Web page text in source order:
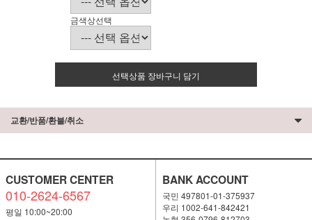
금색상선택
선택상품 장바구니 담기
교환/반품/환불/취소
CUSTOMER CENTER
010-2624-6567
평일 10:00~20:00
BANK ACCOUNT
국민 497801-01-375937
우리 1002-641-842421